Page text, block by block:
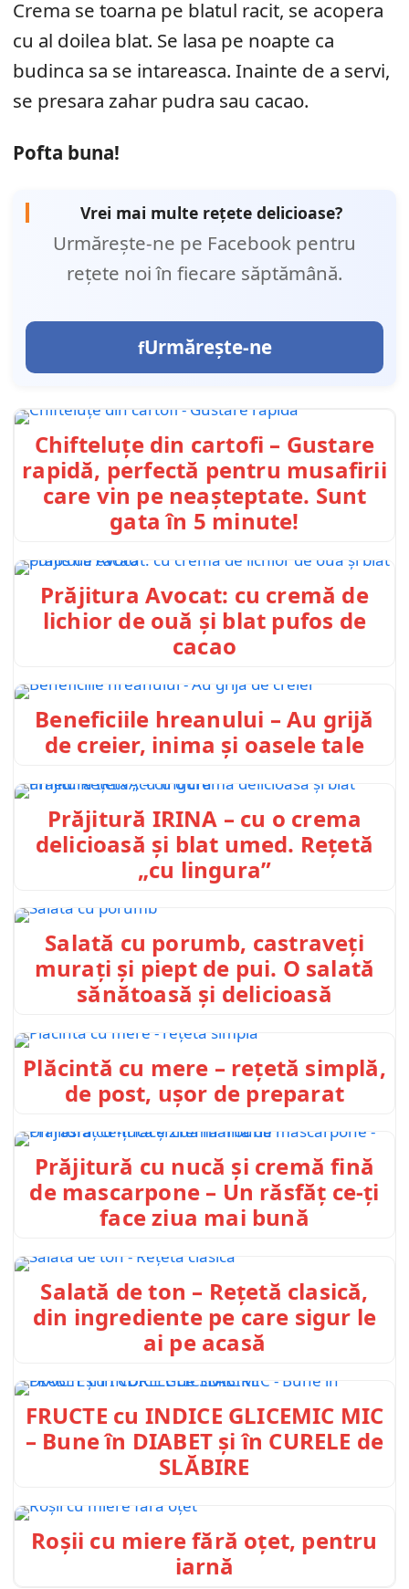
Crema se toarna pe blatul racit, se acopera
cu al doilea blat. Se lasa pe noapte ca
budinca sa se intareasca. Inainte de a servi,
se presara zahar pudra sau cacao.
Pofta buna!
Vrei mai multe rețete delicioase?
Urmărește-ne pe Facebook pentru
rețete noi în fiecare săptămână.
Urmărește-ne
Chifteluțe din cartofi – Gustare
rapidă, perfectă pentru musafirii
care vin pe neașteptate. Sunt
gata în 5 minute!
Prăjitura Avocat: cu cremă de
lichior de ouă și blat pufos de
cacao
Beneficiile hreanului – Au grijă
de creier, inima și oasele tale
Prăjitură IRINA – cu o crema
delicioasă și blat umed. Rețetă
„cu lingura”
Salată cu porumb, castraveți
murați și piept de pui. O salată
sănătoasă și delicioasă
Plăcintă cu mere – rețetă simplă,
de post, ușor de preparat
Prăjitură cu nucă și cremă fină
de mascarpone – Un răsfăț ce-ți
face ziua mai bună
Salată de ton – Rețetă clasică,
din ingrediente pe care sigur le
ai pe acasă
FRUCTE cu INDICE GLICEMIC MIC
– Bune în DIABET și în CURELE de
SLĂBIRE
Roșii cu miere fără oțet, pentru
iarnă